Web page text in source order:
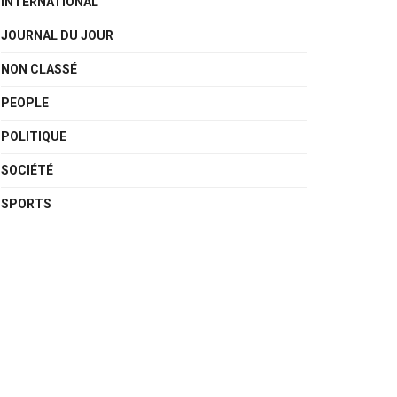
JOURNAL DU JOUR
NON CLASSÉ
PEOPLE
POLITIQUE
SOCIÉTÉ
SPORTS